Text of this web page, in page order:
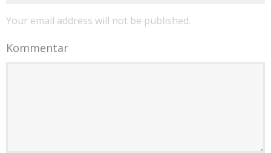
Your email address will not be published.
Kommentar